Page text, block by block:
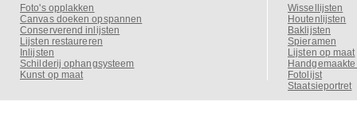
Foto's opplakken
Canvas doeken opspannen
Conserverend inlijsten
Lijsten restaureren
Inlijsten
Schilderij ophangsysteem
Kunst op maat
Wissellijsten
Houtenlijsten
Baklijsten
Spieramen
Lijsten op maat
Fotolijst
Staatsieportret